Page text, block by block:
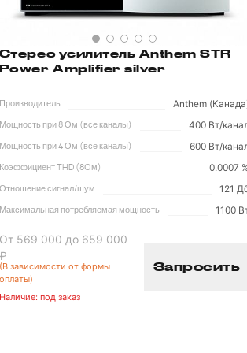
Стерео усилитель Anthem STR
Power Amplifier silver
Производитель Anthem
Мощность при 8 Ом (все каналы) 400 Вт/
Мощность при 4 Ом (все каналы) 600 Вт/
Коэффициент THD (8Ом) 0.0007
Отношение сигнал/шум 121
Максимальная потребляемая мощность 1100
От 569 000 до 659 000
₽
(В зависимости от формы
оплаты)
Наличие: под заказ
Запросить